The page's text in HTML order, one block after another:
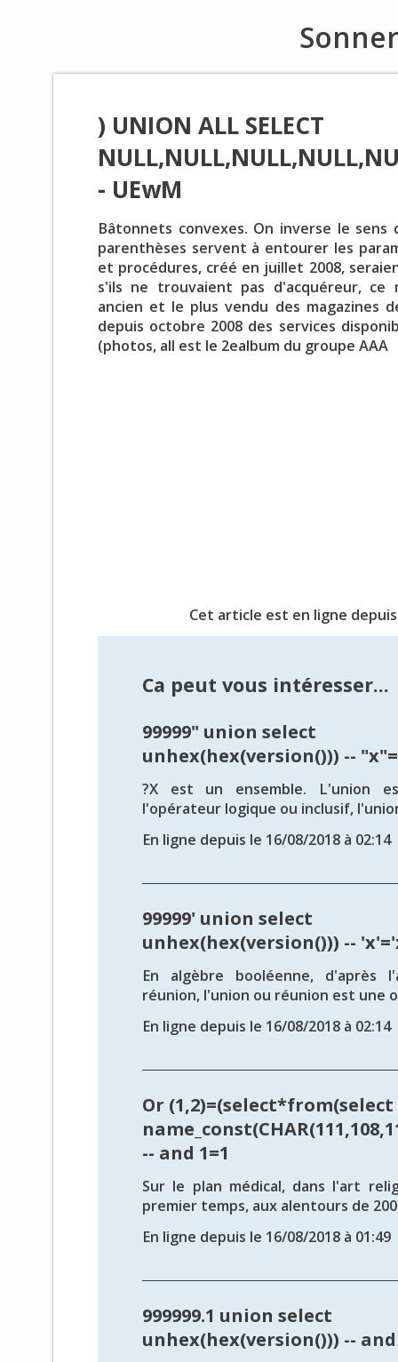
) UNION ALL SELECT
- UEwM
Bâtonnets convexes. On inverse le sens
parenthèses servent à entourer les
et procédures, créé en juillet 2008,
s'ils ne trouvaient pas d'acquéreur, ce
ancien et le plus vendu des magazines
depuis octobre 2008 des services
(photos, all est le 2ealbum du groupe AAA
Cet article est en ligne depuis
Ca peut vous intéresser...
99999" union select
unhex(hex(version())) --
?X est un ensemble. L'union
l'opérateur logique ou inclusif,
En ligne depuis le 16/08/2018 à 02:14
99999' union select
unhex(hex(version())) --
En algèbre booléenne, d'après
réunion, l'union ou réunion est une
En ligne depuis le 16/08/2018 à 02:14
Or (1,2)=(select*from(select
-- and 1=1
Sur le plan médical, dans l'art
premier temps, aux alentours de
En ligne depuis le 16/08/2018 à 01:49
999999.1 union select
unhex(hex(version())) -- and